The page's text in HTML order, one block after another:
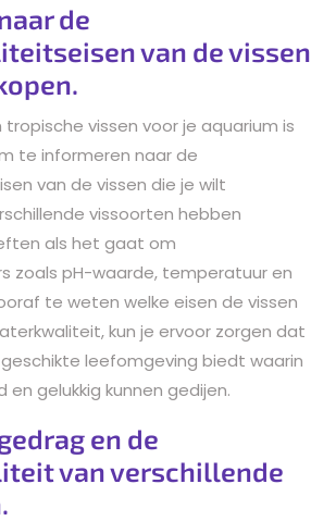
de
van de vissen
tropische vissen voor je aquarium is
te informeren naar de
van de vissen die je wilt
vissoorten hebben
als het gaat om
zoals pH-waarde, temperatuur en
te weten welke eisen de vissen
kun je ervoor zorgen dat
leefomgeving biedt waarin
en gelukkig kunnen gedijen.
en de
van verschillende